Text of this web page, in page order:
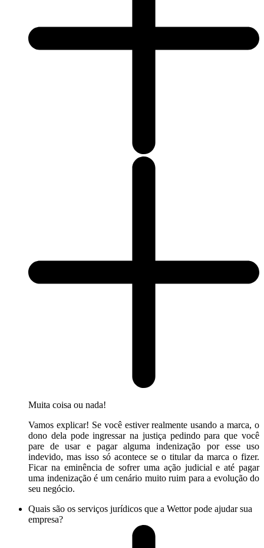
Muita coisa ou nada!
Vamos explicar! Se você estiver realmente usando a marca, o
dono dela pode ingressar na justiça pedindo para que você
pare de usar e pagar alguma indenização por esse uso
indevido, mas isso só acontece se o titular da marca o fizer.
Ficar na eminência de sofrer uma ação judicial e até pagar
uma indenização é um cenário muito ruim para a evolução do
seu negócio.
Quais são os serviços jurídicos que a Wettor pode ajudar sua
empresa?